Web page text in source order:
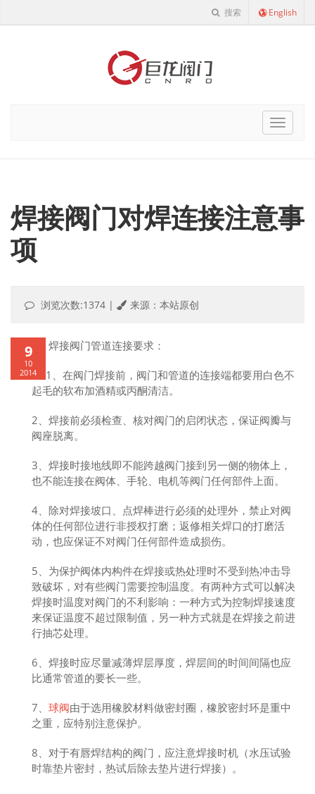
搜索 English
Cnro
焊接阀门对焊连接注意事
项
浏览次数:1374 | 来源：本站原创
9
10
2014
焊接阀门管道连接要求：
1、在阀门焊接前，阀门和管道的连接端都要用白色不
起毛的软布加酒精或丙酮清洁。
2、焊接前必须检查、核对阀门的启闭状态，保证阀瓣与
阀座脱离。
3、焊接时接地线即不能跨越阀门接到另一侧的物体上，
也不能连接在阀体、手轮、电机等阀门任何部件上面。
4、除对焊接坡口、点焊棒进行必须的处理外，禁止对阀
体的任何部位进行非授权打磨；返修相关焊口的打磨活
动，也应保证不对阀门任何部件造成损伤。
5、为保护阀体内构件在焊接或热处理时不受到热冲击导
致破坏，对有些阀门需要控制温度。有两种方式可以解决
焊接时温度对阀门的不利影响：一种方式为控制焊接速度
来保证温度不超过限制值，另一种方式就是在焊接之前进
行抽芯处理。
6、焊接时应尽量减薄焊层厚度，焊层间的时间间隔也应
比通常管道的要长一些。
7、 球阀由于选用橡胶材料做密封圈，橡胶密封环是重中
之重，应特别注意保护。
8、对于有唇焊结构的阀门，应注意焊接时机（水压试验
时靠垫片密封，热试后除去垫片进行焊接）。